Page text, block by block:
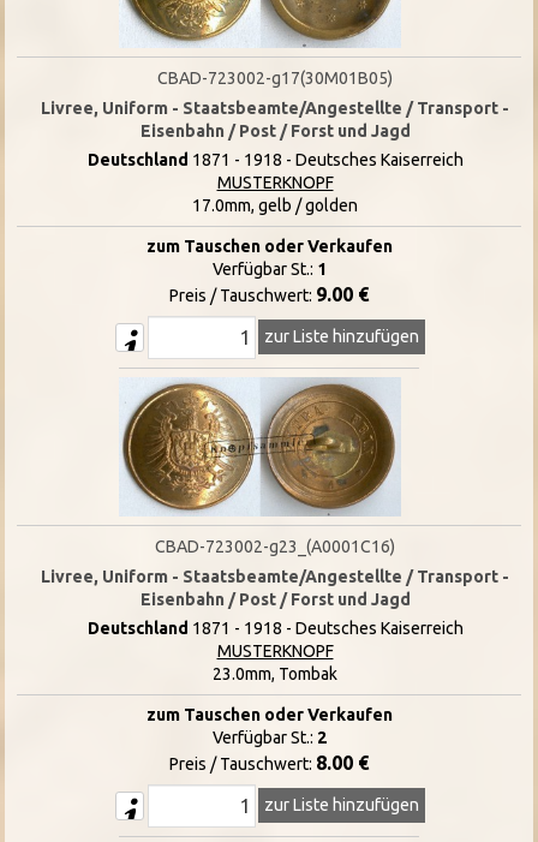
CBAD-723002-g17(30M01B05)
Livree, Uniform - Staatsbeamte/Angestellte / Transport -
Eisenbahn / Post / Forst und Jagd
Deutschland 1871 - 1918 - Deutsches Kaiserreich
MUSTERKNOPF
17.0mm, gelb / golden
zum Tauschen oder Verkaufen
Verfügbar St.: 1
Preis / Tauschwert: 9.00 €
zur Liste hinzufügen
CBAD-723002-g23_(A0001C16)
Livree, Uniform - Staatsbeamte/Angestellte / Transport -
Eisenbahn / Post / Forst und Jagd
Deutschland 1871 - 1918 - Deutsches Kaiserreich
MUSTERKNOPF
23.0mm, Tombak
zum Tauschen oder Verkaufen
Verfügbar St.: 2
Preis / Tauschwert: 8.00 €
zur Liste hinzufügen